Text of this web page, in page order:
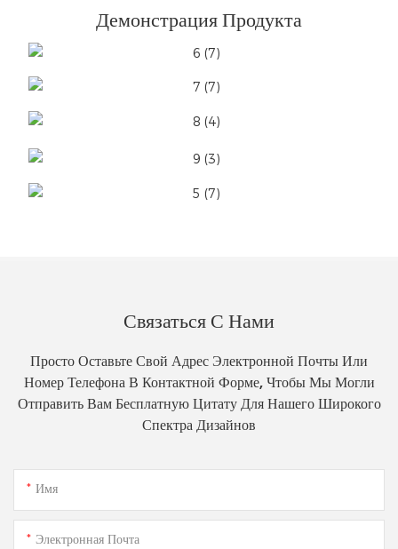
Демонстрация Продукта
Связаться С Нами
Просто Оставьте Свой Адрес Электронной Почты Или
Номер Телефона В Контактной Форме, Чтобы Мы Могли
Отправить Вам Бесплатную Цитату Для Нашего Широкого
Спектра Дизайнов
Имя
Электронная Почта